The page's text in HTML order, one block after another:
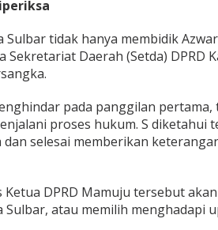
tidak hanya membidik
Daerah (Setda) DPRD
pada panggilan pertama,
proses hukum. S diketahui
selesai memberikan
DPRD Mamuju tersebut
atau memilih menghadapi